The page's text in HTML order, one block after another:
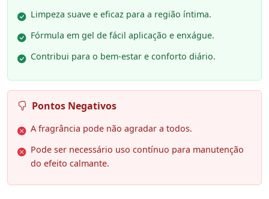
Limpeza suave e eficaz para a região íntima.
Fórmula em gel de fácil aplicação e enxágue.
Contribui para o bem-estar e conforto diário.
Pontos Negativos
A fragrância pode não agradar a todos.
Pode ser necessário uso contínuo para manutenção
do efeito calmante.